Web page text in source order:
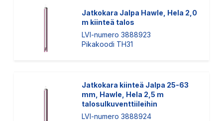
Jatkokara Jalpa Hawle, Hela 2,0
m kiinteä talos
LVI-numero 3888923
Pikakoodi TH31
Jatkokara kiinteä Jalpa 25-63
mm, Hawle, Hela 2,5 m
talosulkuventtiileihin
LVI-numero 3888924